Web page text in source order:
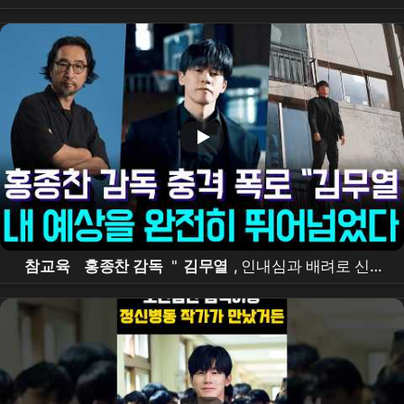
교육 논하는 장 열리길 #연예 #뉴스쇼츠 #핵심이슈 #오
늘뉴스 #
참교육 홍종찬 감독 " 김무열 , 인내심과 배려로 신인
까지 빛나게 했다"…공개 3일 만에 글로벌 1위 비결